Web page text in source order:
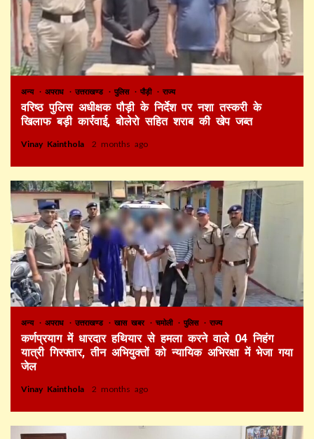
अन्य अपराध उत्तराखण्ड पुलिस पौड़ी राज्य
वरिष्ठ पुलिस अधीक्षक पौड़ी के निर्देश पर नशा तस्करी के
खिलाफ बड़ी कार्रवाई, बोलेरो सहित शराब की खेप जब्त
Vinay Kainthola 2 months ago
अन्य अपराध उत्तराखण्ड खास खबर चमोली पुलिस राज्य
कर्णप्रयाग में धारदार हथियार से हमला करने वाले 04 निहंग
यात्री गिरफ्तार, तीन अभियुक्तों को न्यायिक अभिरक्षा में भेजा गया
जेल
Vinay Kainthola 2 months ago